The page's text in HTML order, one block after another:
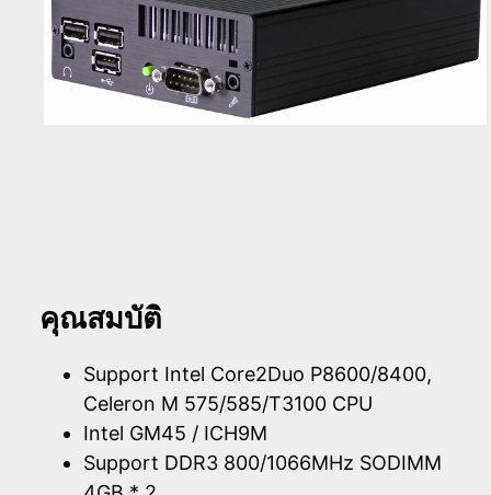
คุณสมบัติ
Support Intel Core2Duo P8600/8400,
Celeron M 575/585/T3100 CPU
Intel GM45 / ICH9M
Support DDR3 800/1066MHz SODIMM